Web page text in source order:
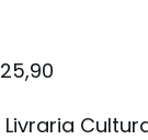
25,90
Livraria